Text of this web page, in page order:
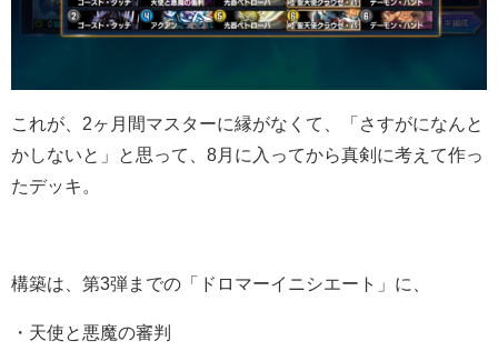
これが、2ヶ月間マスターに縁がなくて、「さすがになんと
かしないと」と思って、8月に入ってから真剣に考えて作っ
たデッキ。
構築は、第3弾までの「ドロマーイニシエート」に、
・天使と悪魔の審判